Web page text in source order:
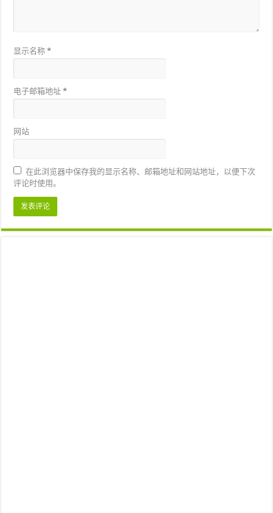
显示名称*
电子邮箱地址*
网站
在此浏览器中保存我的显示名称、邮箱地址和网站地址，以便下次
评论时使用。